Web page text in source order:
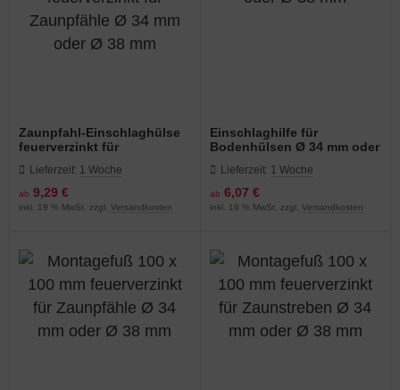
Zaunpfahl-Einschlaghülse
feuerverzinkt für
38 mm
Lieferzeit: 1 Woche
ab 9,29 €
inkl. 19 % MwSt. zzgl. Versandkosten
Einschlaghilfe für
Bodenhülsen Ø 34 mm oder
Lieferzeit: 1 Woche
ab 6,07 €
inkl. 19 % MwSt. zzgl. Versandkosten